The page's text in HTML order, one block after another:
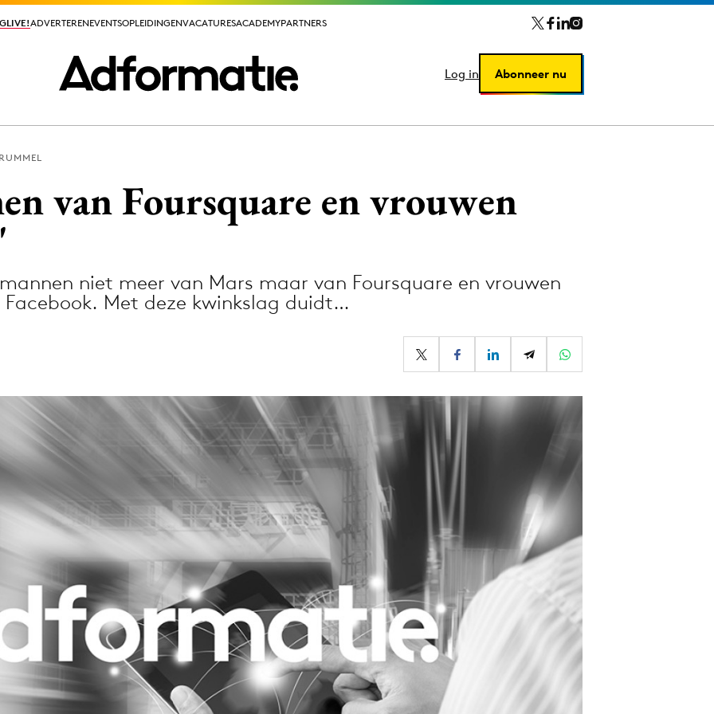
ADVERTERENEVENTSOPLEIDINGENVACATURESACADEMYPARTNERS
Log in Abonneer nu
ADVERTERENEVENTSOPLEIDINGENVACATURESACADEMYPARTNERS
Log in Abonneer nu
Media
Merkstrategie
Reputatie & crisis
van Foursquare en vrouwen
niet meer van Mars maar van Foursquare en vrouwen
Met deze kwinkslag duidt…